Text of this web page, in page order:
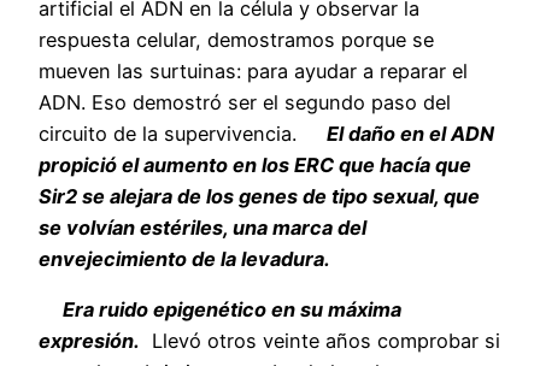
artificial el ADN en la célula y observar la
respuesta celular, demostramos porque se
mueven las surtuinas: para ayudar a reparar el
ADN. Eso demostró ser el segundo paso del
circuito de la supervivencia.
El daño en el ADN
propició el aumento en los ERC que hacía que
Sir2 se alejara de los genes de tipo sexual, que
se volvían estériles, una marca del
envejecimiento de la levadura.
Era ruido epigenético en su máxima
expresión. Llevó otros veinte años comprobar si